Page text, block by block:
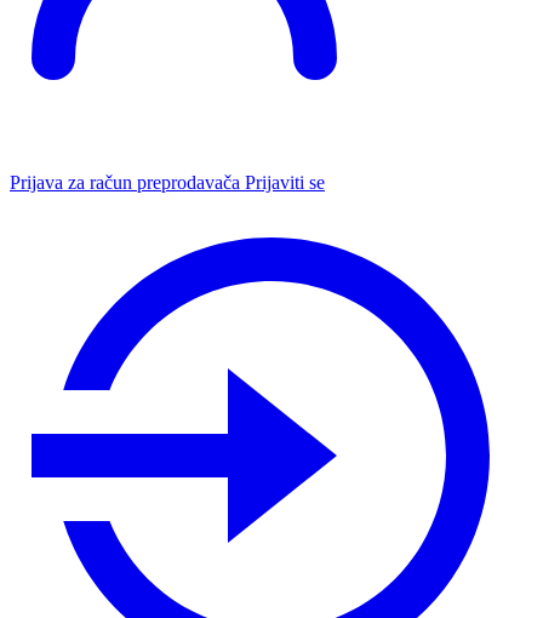
Prijava za račun preprodavača Prijaviti se